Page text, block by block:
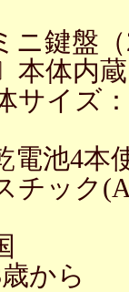
ニ鍵盤
本体内蔵
サイズ
電池4本
チック
から